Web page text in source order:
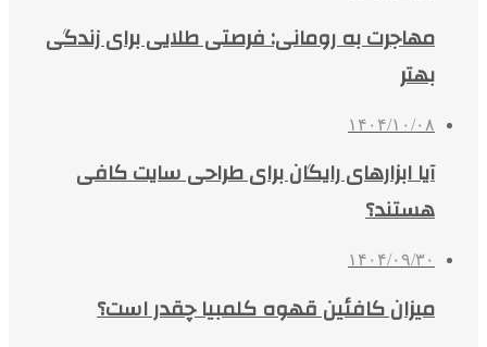
مهاجرت به رومانی: فرصتی طلایی برای زندگی
بهتر
۱۴۰۴/۱۰/۰۸
آیا ابزارهای رایگان برای طراحی سایت کافی
هستند؟
۱۴۰۴/۰۹/۳۰
میزان کافئین قهوه کلمبیا چقدر است؟